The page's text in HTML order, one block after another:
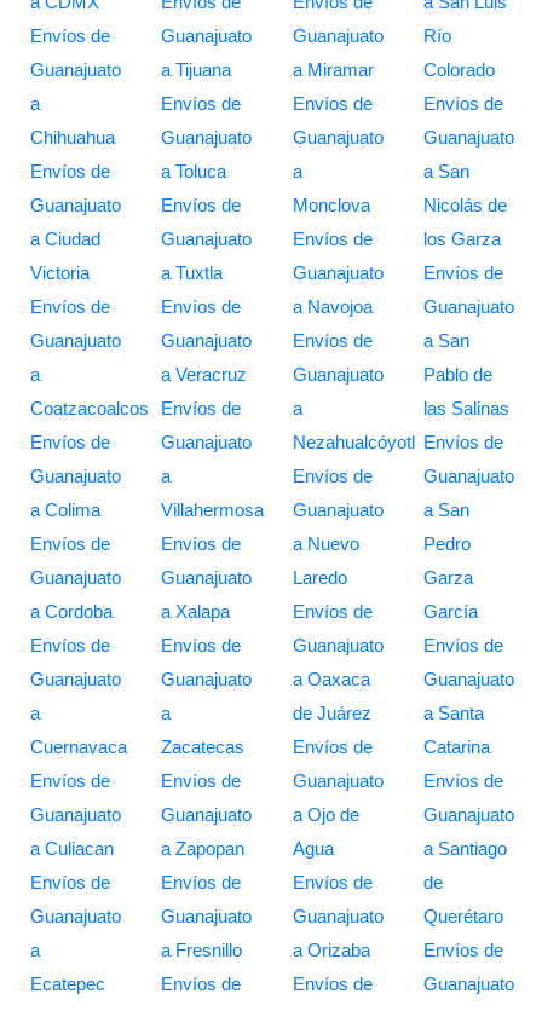
Envíos de
Guanajuato
a
Chihuahua
Envíos de
Guanajuato
a Ciudad
Victoria
Envíos de
Guanajuato
a
Coatzacoalcos
Envíos de
Guanajuato
a Colima
Envíos de
Guanajuato
a Cordoba
Envíos de
Guanajuato
a
Cuernavaca
Envíos de
Guanajuato
a Culiacan
Envíos de
Guanajuato
a
Ecatepec
Guanajuato
a Tijuana
Envíos de
Guanajuato
a Toluca
Envíos de
Guanajuato
a Tuxtla
Envíos de
Guanajuato
a Veracruz
Envíos de
Guanajuato
a
Villahermosa
Envíos de
Guanajuato
a Xalapa
Envíos de
Guanajuato
a
Zacatecas
Envíos de
Guanajuato
a Zapopan
Envíos de
Guanajuato
a Fresnillo
Envíos de
Guanajuato
a Miramar
Envíos de
Guanajuato
a
Monclova
Envíos de
Guanajuato
a Navojoa
Envíos de
Guanajuato
a
Nezahualcóyotl
Envíos de
Guanajuato
a Nuevo
Laredo
Envíos de
Guanajuato
a Oaxaca
de Juárez
Envíos de
Guanajuato
a Ojo de
Agua
Envíos de
Guanajuato
a Orizaba
Envíos de
Río
Colorado
Envíos de
Guanajuato
a San
Nicolás de
los Garza
Envíos de
Guanajuato
a San
Pablo de
las Salinas
Envíos de
Guanajuato
a San
Pedro
Garza
García
Envíos de
Guanajuato
a Santa
Catarina
Envíos de
Guanajuato
a Santiago
de
Querétaro
Envíos de
Guanajuato